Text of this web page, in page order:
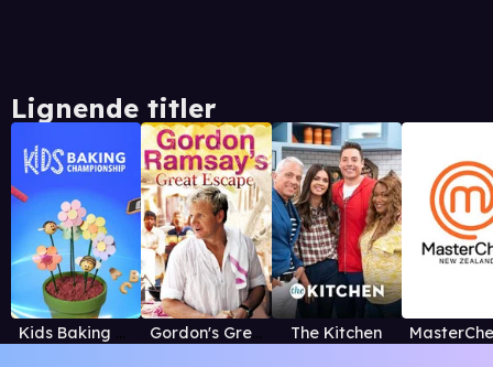
Lignende titler
Kids Baking Championship Gordon's Great Escape The Kitchen